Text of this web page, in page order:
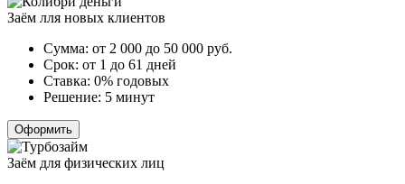
Заём лля новых клиентов
Сумма: от 2 000 до 50 000 руб.
Срок: от 1 до 61 дней
Ставка: 0% годовых
Решение: 5 минут
Оформить
Заём для физических лиц